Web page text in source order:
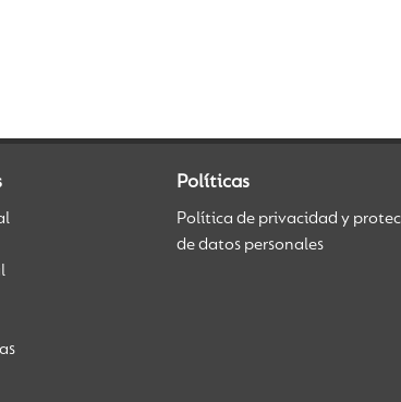
Políticas
Política de privacidad y
de datos personales